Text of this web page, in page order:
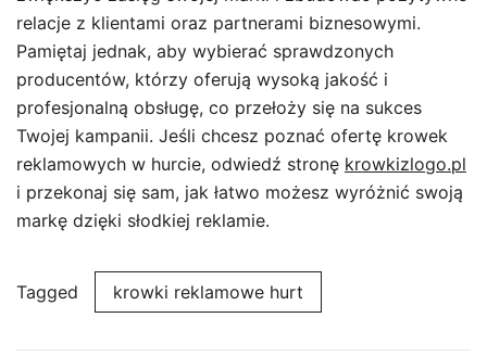
relacje z klientami oraz partnerami biznesowymi.
Pamiętaj jednak, aby wybierać sprawdzonych
producentów, którzy oferują wysoką jakość i
profesjonalną obsługę, co przełoży się na sukces
Twojej kampanii. Jeśli chcesz poznać ofertę krowek
reklamowych w hurcie, odwiedź stronę krowkizlogo.pl
i przekonaj się sam, jak łatwo możesz wyróżnić swoją
markę dzięki słodkiej reklamie.
Tagged krowki reklamowe hurt